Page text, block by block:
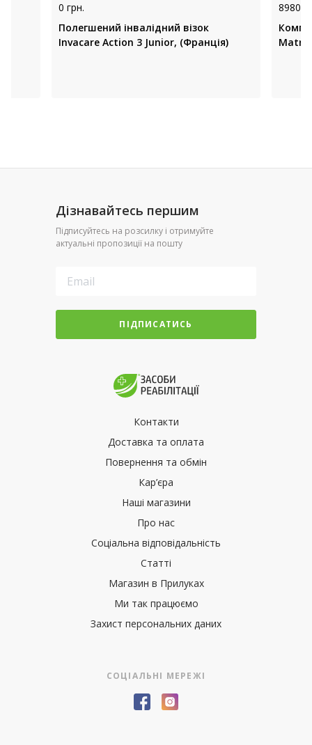
0 грн.
Полегшений інвалідний візок
Invacare Action 3 Junior, (Франція)
8980
Дізнавайтесь першим
Підписуйтесь на розсилку і отримуйте
актуальні пропозиції на пошту
ПІДПИСАТИСЬ
Контакти
Доставка та оплата
Повернення та обмін
Кар’єра
Наші магазини
Про нас
Соціальна відповідальність
Статті
Магазин в Прилуках
Ми так працюємо
Захист персональних даних
СОЦІАЛЬНІ МЕРЕЖІ